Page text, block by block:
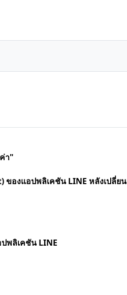
า"
องแอปพลิเคชัน LINE หลังเปลี่ยน
พลิเคชัน LINE